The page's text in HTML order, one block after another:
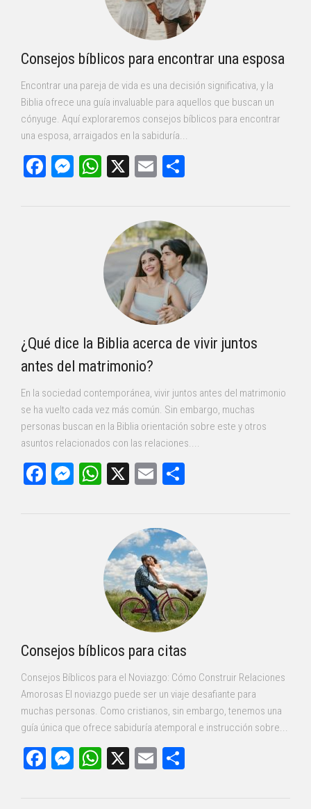
Consejos bíblicos para encontrar una esposa
Encontrar una pareja de vida es una decisión significativa, y la
Biblia ofrece una guía invaluable para aquellos que buscan un
cónyuge. Aquí exploraremos consejos bíblicos para encontrar
una esposa, arraigados en la sabiduría...
Facebook
Messenger
WhatsApp
X Email
¿Qué dice la Biblia acerca de vivir juntos
antes del matrimonio?
En la sociedad contemporánea, vivir juntos antes del matrimonio
se ha vuelto cada vez más común. Sin embargo, muchas
personas buscan en la Biblia orientación sobre este y otros
asuntos relacionados con las relaciones....
Facebook
Messenger
WhatsApp
X Email
Consejos bíblicos para citas
Consejos Bíblicos para el Noviazgo: Cómo Construir Relaciones
Amorosas El noviazgo puede ser un viaje desafiante para
muchas personas. Como cristianos, sin embargo, tenemos una
guía única que ofrece sabiduría atemporal e instrucción sobre...
Facebook
Messenger
WhatsApp
X Email